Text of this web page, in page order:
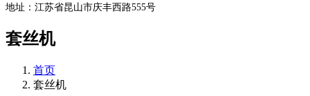
地址：江苏省昆山市庆丰西路555号
套丝机
首页
套丝机